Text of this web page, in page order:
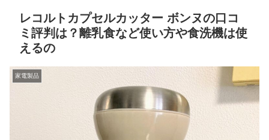
レコルトカプセルカッター ボンヌの口コ
ミ評判は？離乳食など使い方や食洗機は使
えるの
家電製品